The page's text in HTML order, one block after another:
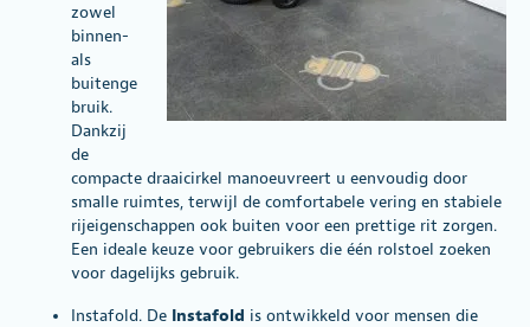
zowel
binnen-
als
buitenge
bruik.
Dankzij
de
compacte draaicirkel manoeuvreert u eenvoudig door
smalle ruimtes, terwijl de comfortabele vering en stabiele
rijeigenschappen ook buiten voor een prettige rit zorgen.
Een ideale keuze voor gebruikers die één rolstoel zoeken
voor dagelijks gebruik.
Instafold. De Instafold is ontwikkeld voor mensen die